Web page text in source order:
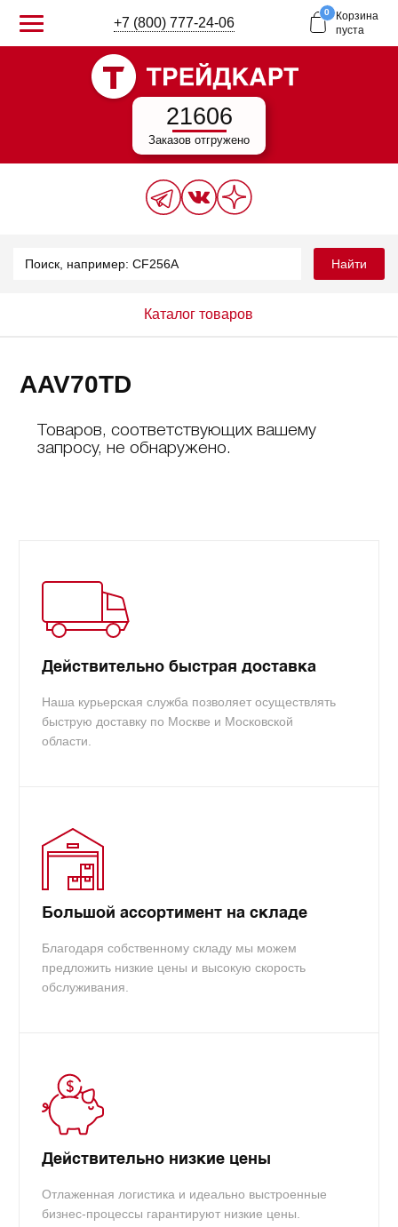
+7 (800) 777-24-06
0
Корзина
пуста
21606
Заказов отгружено
Найти
Каталог товаров
AAV70TD
Товаров, соответствующих вашему
запросу, не обнаружено.
Действительно быстрая доставка
Наша курьерская служба позволяет осуществлять
быструю доставку по Москве и Московской
области.
Большой ассортимент на складе
Благодаря собственному складу мы можем
предложить низкие цены и высокую скорость
обслуживания.
Действительно низкие цены
Отлаженная логистика и идеально выстроенные
бизнес-процессы гарантируют низкие цены.